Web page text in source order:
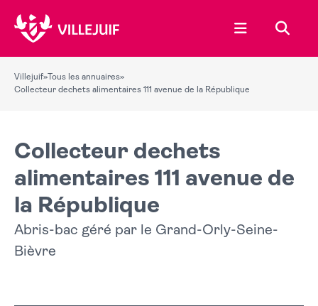
Ouvrir le
Villejuif» Tous les annuaires»
Collecteur dechets alimentaires 111 avenue de la République
Collecteur dechets
alimentaires 111 avenue de
la République
Abris-bac géré par le Grand-Orly-Seine-
Bièvre